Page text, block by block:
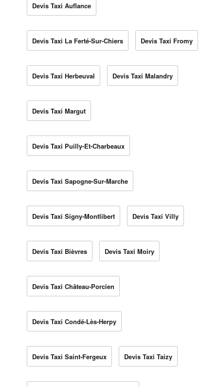
Devis Taxi Auflance
Devis Taxi La Ferté-Sur-Chiers Devis Taxi Fromy
Devis Taxi Herbeuval Devis Taxi Malandry
Devis Taxi Margut
Devis Taxi Puilly-Et-Charbeaux
Devis Taxi Sapogne-Sur-Marche
Devis Taxi Signy-Montlibert Devis Taxi Villy
Devis Taxi Bièvres Devis Taxi Moiry
Devis Taxi Château-Porcien
Devis Taxi Condé-Lès-Herpy
Devis Taxi Saint-Fergeux Devis Taxi Taizy